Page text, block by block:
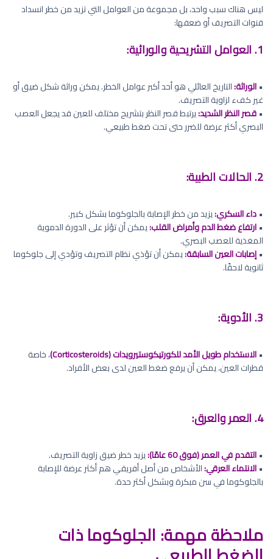
ليس هناك سبب واحد، بل مجموعة من العوامل التي تزيد من خطر انسداد
قنوات التصريف أو ضعفها:
1. العوامل التشريحية والوراثية:
•الوراثة:التاريخ العائلي هو أحد أكبر عوامل الخطر. يمكن وراثة شكل ضيق أو
غير كفء لزاوية التصريف.
•قصر النظر الشديد:يرتبط قصر النظر بتشريح مختلف للعين قد يجعل العصب
البصري أكثر عرضة للضرر حتى تحت ضغط طبيعي.
2. الحالات الطبية:
•داء السكري:يزيد من خطر الإصابة بالجلوكوما بشكل كبير.
•ارتفاع ضغط الدم وأمراض القلب:يمكن أن تؤثر على الدورة الدموية
المغذية للعصب البصري.
•إصابات العين السابقة:يمكن أن تؤذي نظام التصريف وتؤدي إلى جلوكوما
ثانوية لاحقًا.
3. الأدوية:
•الاستخدام طويل الأمد للكورتيكوستيرويدات (Corticosteroids)
، خاصة
قطرات العين، يمكن أن يرفع ضغط العين لدى بعض الأفراد.
4. العمر والعرق:
•التقدم في العمر (فوق 60 عامًا):
يزيد خطر ضيق زاوية التصريف.
•الانتماء العرقي:الأشخاص من أصل أفريقي هم أكثر عرضة للإصابة
بالجلوكوما في سن مبكرة وبشكل أكثر حدة.
ملاحظة مهمة: الجلوكوما ذات